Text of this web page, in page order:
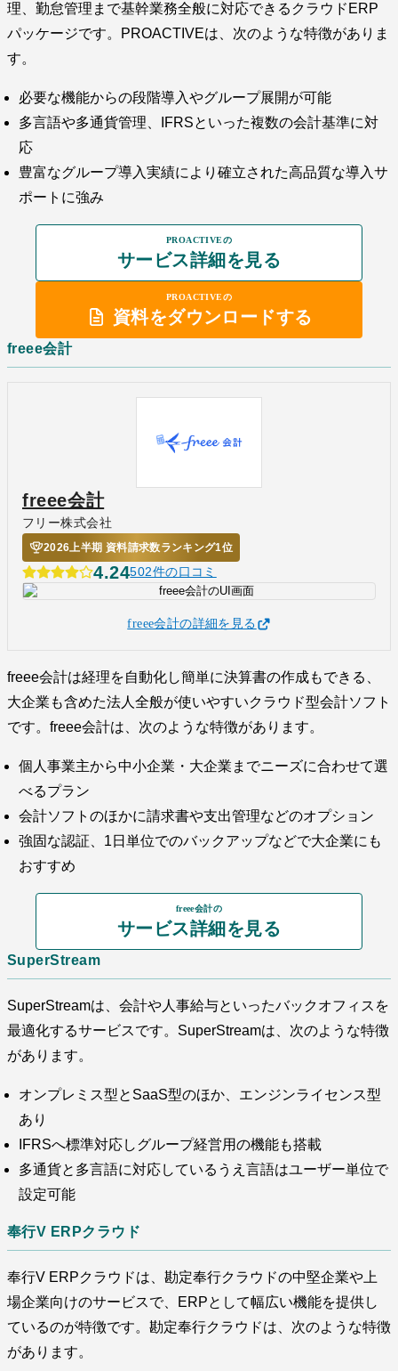
理、勤怠管理まで基幹業務全般に対応できるクラウドERP
パッケージです。PROACTIVEは、次のような特徴がありま
す。
必要な機能からの段階導入やグループ展開が可能
多言語や多通貨管理、IFRSといった複数の会計基準に対
応
豊富なグループ導入実績により確立された高品質な導入サ
ポートに強み
PROACTIVEの
サービス詳細を見る
PROACTIVEの
資料をダウンロードする
freee会計
freee会計
フリー株式会社
2026上半期 資料請求数ランキング1位
4.24502件の口コミ
freee会計の詳細を見る
freee会計は経理を自動化し簡単に決算書の作成もできる、
大企業も含めた法人全般が使いやすいクラウド型会計ソフト
です。freee会計は、次のような特徴があります。
個人事業主から中小企業・大企業までニーズに合わせて選
べるプラン
会計ソフトのほかに請求書や支出管理などのオプション
強固な認証、1日単位でのバックアップなどで大企業にも
おすすめ
freee会計の
サービス詳細を見る
SuperStream
SuperStreamは、会計や人事給与といったバックオフィスを
最適化するサービスです。SuperStreamは、次のような特徴
があります。
オンプレミス型とSaaS型のほか、エンジンライセンス型
あり
IFRSへ標準対応しグループ経営用の機能も搭載
多通貨と多言語に対応しているうえ言語はユーザー単位で
設定可能
奉行V ERPクラウド
奉行V ERPクラウドは、勘定奉行クラウドの中堅企業や上
場企業向けのサービスで、ERPとして幅広い機能を提供し
ているのが特徴です。勘定奉行クラウドは、次のような特徴
があります。